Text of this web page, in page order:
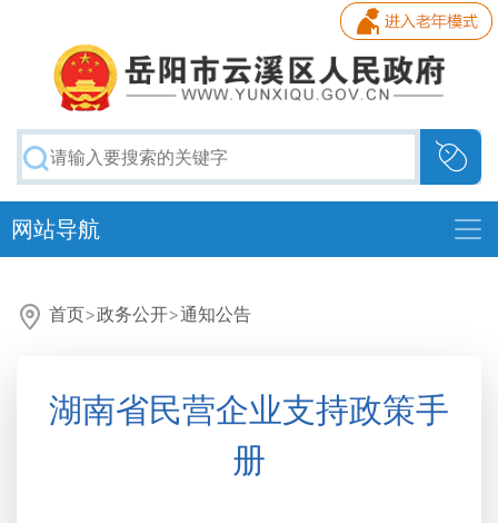
网站导航
首页>政务公开>通知公告
湖南省民营企业支持政策手
册